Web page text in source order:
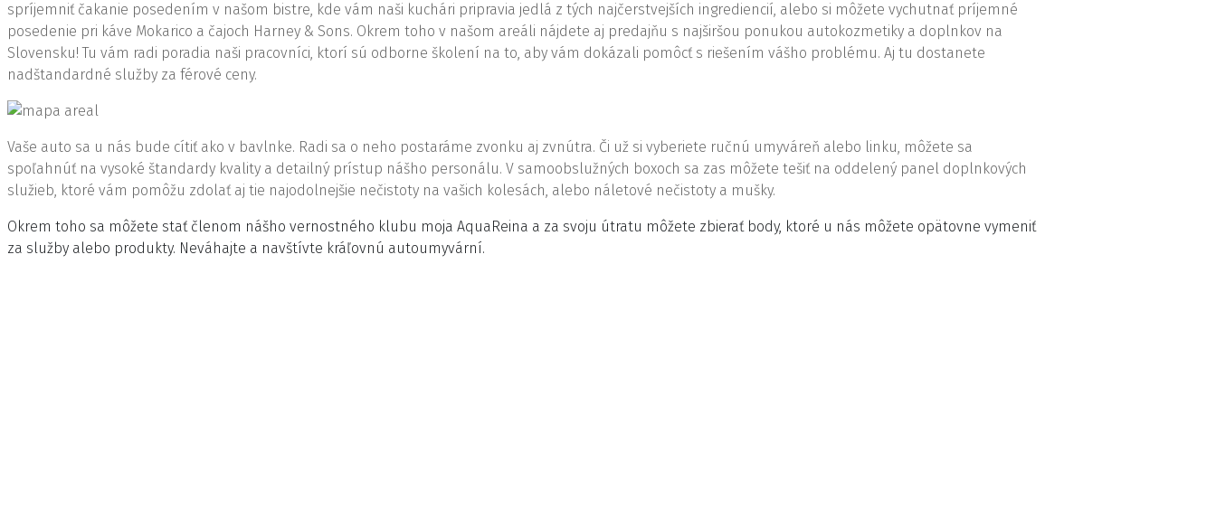
spríjemniť čakanie posedením v našom bistre, kde vám naši kuchári pripravia jedlá z tých najčerstvejších ingrediencií, alebo si môžete vychutnať príjemné
posedenie pri káve Mokarico a čajoch Harney & Sons. Okrem toho v našom areáli nájdete aj predajňu s najširšou ponukou autokozmetiky a doplnkov na
Slovensku! Tu vám radi poradia naši pracovníci, ktorí sú odborne školení na to, aby vám dokázali pomôcť s riešením vášho problému. Aj tu dostanete
nadštandardné služby za férové ceny.
Vaše auto sa u nás bude cítiť ako v bavlnke. Radi sa o neho postaráme zvonku aj zvnútra. Či už si vyberiete ručnú umyváreň alebo linku, môžete sa
spoľahnúť na vysoké štandardy kvality a detailný prístup nášho personálu. V samoobslužných boxoch sa zas môžete tešiť na oddelený panel doplnkových
služieb, ktoré vám pomôžu zdolať aj tie najodolnejšie nečistoty na vašich kolesách, alebo náletové nečistoty a mušky.
Okrem toho sa môžete stať členom nášho vernostného klubu moja AquaReina a za svoju útratu môžete zbierať body, ktoré u nás môžete opätovne vymeniť
za služby alebo produkty. Neváhajte a navštívte kráľovnú autoumyvární.